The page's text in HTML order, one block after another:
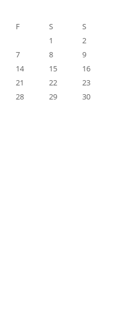
F S
S
1
2
7 8
9
14 15
16
21 22
23
28 29
30